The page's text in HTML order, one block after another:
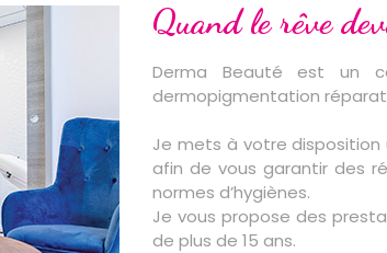
Quand le rêve
Derma Beauté est un
dermopigmentation
Je mets à votre
afin de vous garantir des
normes d’hygiènes.
Je vous propose des
de plus de 15 ans.